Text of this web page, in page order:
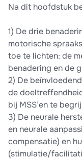
Na dit hoofdstuk
1) De drie
motorische
toe te lichten: de
benadering en de
2) De
de
bij MSS’en te
3) De neurale
en neurale
compensatie) en
(stimulatie/